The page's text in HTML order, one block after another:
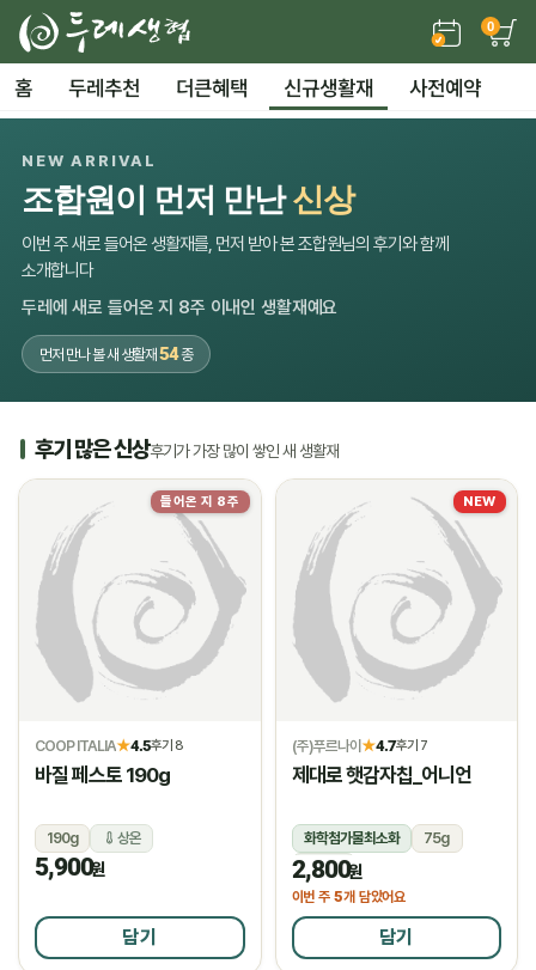
0
홈 두레추천 더큰혜택 신규생활재 사전예약
NEW ARRIVAL
조합원이 먼저 만난신상
이번 주 새로 들어온 생활재를, 먼저 받아 본 조합원님의 후기와 함께
소개합니다
두레에 새로 들어온 지 8주 이내인 생활재예요
먼저 만나 볼 새 생활재 54종
후기 많은 신상후기가 가장 많이 쌓인 새 생활재
들어온 지 8주
COOP ITALIA★4.5후기 8
바질 페스토 190g
190g 상온
5,900원
담기
NEW
(주)푸르나이★4.7후기 7
제대로 햇감자칩_어니언
화학첨가물최소화
75g
상온
2,800원
이번 주 5개 담았어요
담기